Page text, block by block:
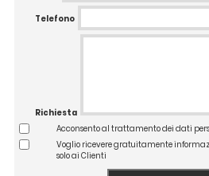
Telefono
Richiesta
Acconsento al trattamento dei dati
Voglio ricevere gratuitamente
solo ai Clienti